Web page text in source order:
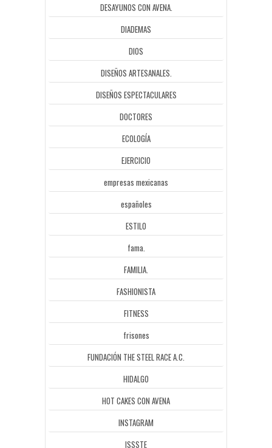
DESAYUNOS CON AVENA.
DIADEMAS
DIOS
DISEÑOS ARTESANALES.
DISEÑOS ESPECTACULARES
DOCTORES
ECOLOGÍA
EJERCICIO
empresas mexicanas
españoles
ESTILO
fama.
FAMILIA.
FASHIONISTA
FITNESS
frisones
FUNDACIÓN THE STEEL RACE A.C.
HIDALGO
HOT CAKES CON AVENA
INSTAGRAM
ISSSTE